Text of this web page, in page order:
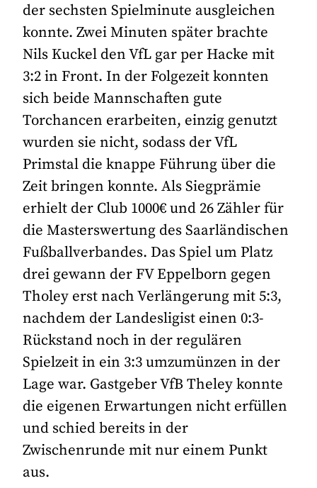
der sechsten Spielminute ausgleichen
konnte. Zwei Minuten später brachte
Nils Kuckel den VfL gar per Hacke mit
3:2 in Front. In der Folgezeit konnten
sich beide Mannschaften gute
Torchancen erarbeiten, einzig genutzt
wurden sie nicht, sodass der VfL
Primstal die knappe Führung über die
Zeit bringen konnte. Als Siegprämie
erhielt der Club 1000€ und 26 Zähler für
die Masterswertung des Saarländischen
Fußballverbandes. Das Spiel um Platz
drei gewann der FV Eppelborn gegen
Tholey erst nach Verlängerung mit 5:3,
nachdem der Landesligist einen 0:3-
Rückstand noch in der regulären
Spielzeit in ein 3:3 umzumünzen in der
Lage war. Gastgeber VfB Theley konnte
die eigenen Erwartungen nicht erfüllen
und schied bereits in der
Zwischenrunde mit nur einem Punkt
aus.